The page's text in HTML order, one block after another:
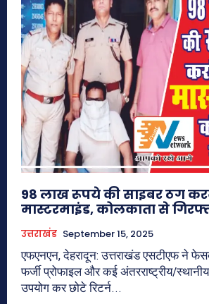
98 लाख रूपये की साइबर ठग
मास्टरमाइंड, कोलकाता से
उत्तराखंड September 15, 2025
एफएनएन, देहरादून: उत्तराखंड एसटीएफ ने
फर्जी प्रोफाइल और कई अंतरराष्ट्रीय/
उपयोग कर छोटे रिटर्न...